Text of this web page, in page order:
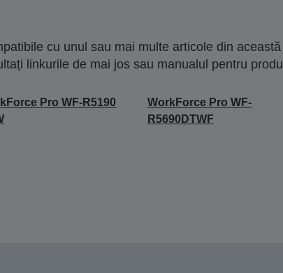
cu unul sau mai multe articole din
linkurile de mai jos sau manualul pentru
Pro WF-R5190
WorkForce Pro WF-
R5690DTWF